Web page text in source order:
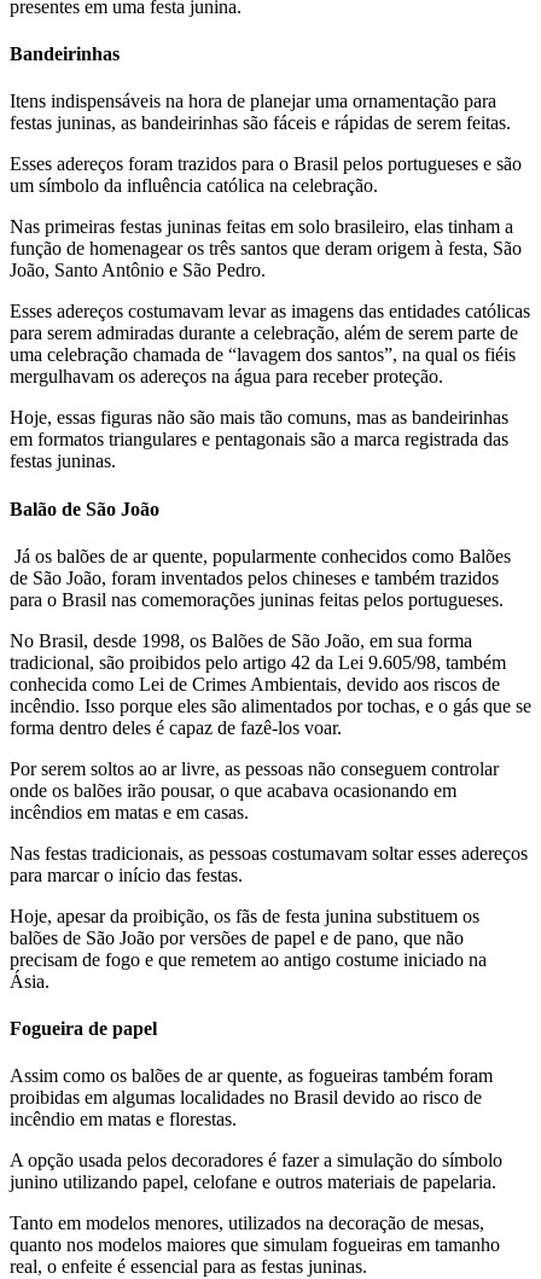
presentes em uma festa junina.
Bandeirinhas
Itens indispensáveis na hora de planejar uma ornamentação para
festas juninas, as bandeirinhas são fáceis e rápidas de serem feitas.
Esses adereços foram trazidos para o Brasil pelos portugueses e são
um símbolo da influência católica na celebração.
Nas primeiras festas juninas feitas em solo brasileiro, elas tinham a
função de homenagear os três santos que deram origem à festa, São
João, Santo Antônio e São Pedro.
Esses adereços costumavam levar as imagens das entidades católicas
para serem admiradas durante a celebração, além de serem parte de
uma celebração chamada de “lavagem dos santos”, na qual os fiéis
mergulhavam os adereços na água para receber proteção.
Hoje, essas figuras não são mais tão comuns, mas as bandeirinhas
em formatos triangulares e pentagonais são a marca registrada das
festas juninas.
Balão de São João
Já os balões de ar quente, popularmente conhecidos como Balões
de São João, foram inventados pelos chineses e também trazidos
para o Brasil nas comemorações juninas feitas pelos portugueses.
No Brasil, desde 1998, os Balões de São João, em sua forma
tradicional, são proibidos pelo artigo 42 da Lei 9.605/98, também
conhecida como Lei de Crimes Ambientais, devido aos riscos de
incêndio. Isso porque eles são alimentados por tochas, e o gás que se
forma dentro deles é capaz de fazê-los voar.
Por serem soltos ao ar livre, as pessoas não conseguem controlar
onde os balões irão pousar, o que acabava ocasionando em
incêndios em matas e em casas.
Nas festas tradicionais, as pessoas costumavam soltar esses adereços
para marcar o início das festas.
Hoje, apesar da proibição, os fãs de festa junina substituem os
balões de São João por versões de papel e de pano, que não
precisam de fogo e que remetem ao antigo costume iniciado na
Ásia.
Fogueira de papel
Assim como os balões de ar quente, as fogueiras também foram
proibidas em algumas localidades no Brasil devido ao risco de
incêndio em matas e florestas.
A opção usada pelos decoradores é fazer a simulação do símbolo
junino utilizando papel, celofane e outros materiais de papelaria.
Tanto em modelos menores, utilizados na decoração de mesas,
quanto nos modelos maiores que simulam fogueiras em tamanho
real, o enfeite é essencial para as festas juninas.